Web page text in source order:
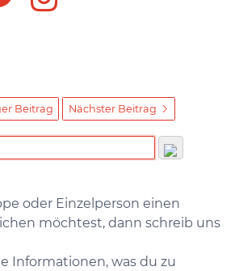
Beitrag Nächster Beitrag
oder Einzelperson einen
möchtest, dann schreib uns
Informationen, was du zu